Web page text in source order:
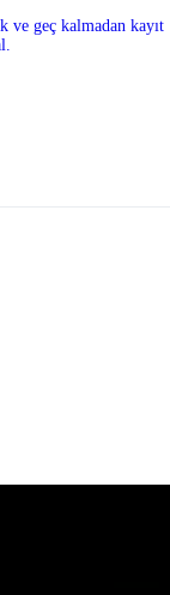
ve geç kalmadan kayıt